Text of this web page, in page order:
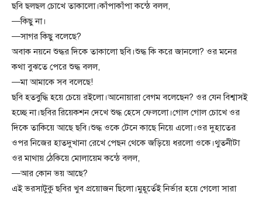
ছবি ছলছল চোখে তাকালো।কাঁপাকাঁপা কন্ঠে বলল,
—কিছু না।
—সাগর কিছু বলেছে?
অবাক নয়নে শুদ্ধর দিকে তাকালো ছবি।শুদ্ধ কি করে জানলো? ওর মনের
কথা বুঝতে পেরে শুদ্ধ বলল,
—মা আমাকে সব বলেছে!
ছবি হতবুদ্ধি হয়ে চেয়ে রইলো।আনোয়ারা বেগম বলেছেন? ওর যেন বিশ্বাসই
হচ্ছে না।ছবির রিয়েকশন দেখে শুদ্ধ হেসে ফেললো।গোল গোল চোখে ওর
দিকে তাকিয়ে আছে ছবি।শুদ্ধ ওকে টেনে কাছে নিয়ে এলো।ওর দুহাতের
ওপর নিজের হাতদুখানা রেখে পেছন থেকে জড়িয়ে ধরলো ওকে।থুতনীটা
ওর মাথায় ঠেকিয়ে মোলায়েম কন্ঠে বলল,
—আর কোন ভয় আছে?
এই ভরসাটুকু ছবির খুব প্রয়োজন ছিলো।মুহূর্তেই নির্ভার হয়ে গেলো সারা